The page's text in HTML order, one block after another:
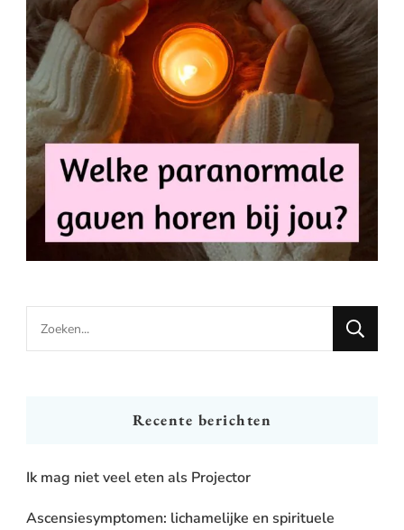
Looking
for
Recente berichten
Ik mag niet veel eten als Projector
Ascensiesymptomen: lichamelijke en spirituele